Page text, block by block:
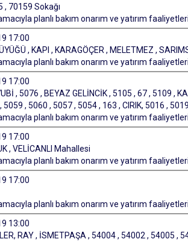
, 70159 Sokağı
planlı bakım onarım ve yatırım
17:00
, KAPI , KARAGÖÇER , MELETMEZ ,
planlı bakım onarım ve yatırım
17:00
, 5076 , BEYAZ GELİNCİK , 5105 , 67 , 5109 ,
, 5060 , 5057 , 5054 , 163 , CIRIK, 5016 ,
planlı bakım onarım ve yatırım
17:00
, VELİCANLI Mahallesi
planlı bakım onarım ve yatırım
17:00
planlı bakım onarım ve yatırım
13:00
RAY , İSMETPAŞA , 54004 , 54002 , 54005 ,